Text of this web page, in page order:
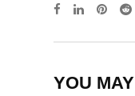
YOU